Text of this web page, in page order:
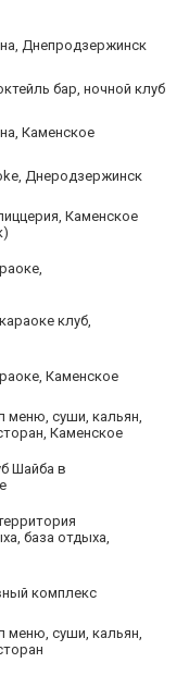
Днепродзержинск
бар, ночной клуб
Каменское
Днеродзержинск
Каменское
клуб,
Каменское
меню, суши, кальян,
Каменское
Шайба в
база отдыха,
комплекс
меню, суши, кальян,